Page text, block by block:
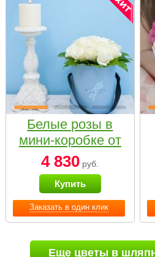
Заказать в один клик
Белые розы в
мини-коробке от
Bella Fiori
4 830 руб.
Купить
Еще цветы в